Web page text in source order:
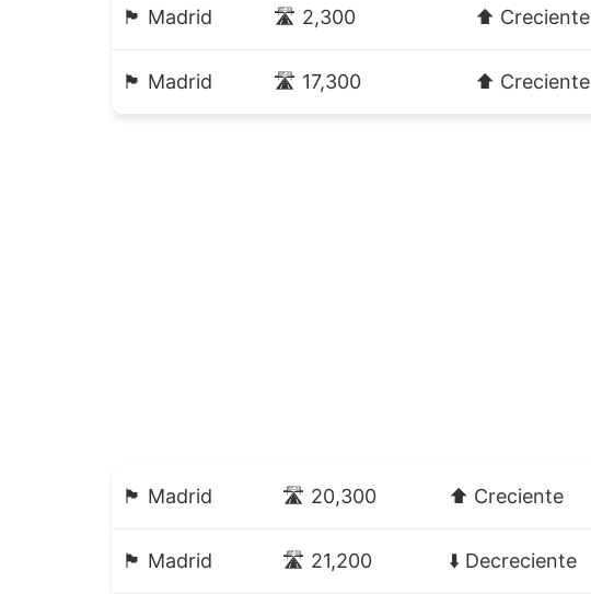
🏴 Madrid 🛣️ 2,300 ⬆️ Creciente
🏴 Madrid 🛣️ 17,300 ⬆️ Creciente
🏴 Madrid 🛣️ 20,300 ⬆️ Creciente
🏴 Madrid 🛣️ 21,200 ⬇️ Decreciente